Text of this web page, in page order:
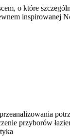
o które
inspirowanej
przyborów